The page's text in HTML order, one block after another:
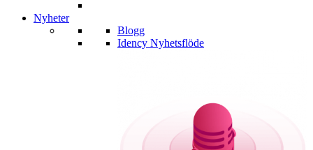
Nyheter
Blogg
Idency Nyhetsflöde